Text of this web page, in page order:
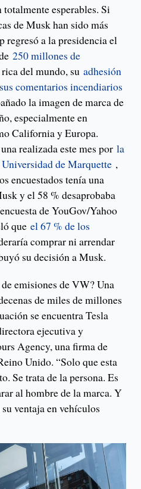
esperables. Si
de Musk han sido más
regresó a la presidencia el
250 millones de
del mundo, su adhesión
sus comentarios incendiarios
la imagen de marca de
especialmente en
California y Europa.
realizada este mes por la
de Marquette ,
encuestados tenía una
y el 58 % desaprobaba
de YouGov/Yahoo
que el 67 % de los
comprar ni arrendar
su decisión a Musk.
emisiones de VW? Una
de miles de millones
se encuentra Tesla
ejecutiva y
Agency, una firma de
Unido. “Solo que esta
Se trata de la persona. Es
al hombre de la marca. Y
ventaja en vehículos